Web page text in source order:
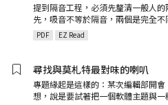
提到隔音工程，必須先釐清一般人
先，吸音不等於隔音，兩個是完全
PDF EZ Read
尋找與莫札特最對味的喇叭
專題緣起是這樣的：某次編輯部開
想，說是要試著把一個軟體主題與